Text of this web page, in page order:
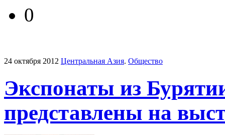
0
24 октября 2012 Центральная Азия. Общество
Экспонаты из
представлены на